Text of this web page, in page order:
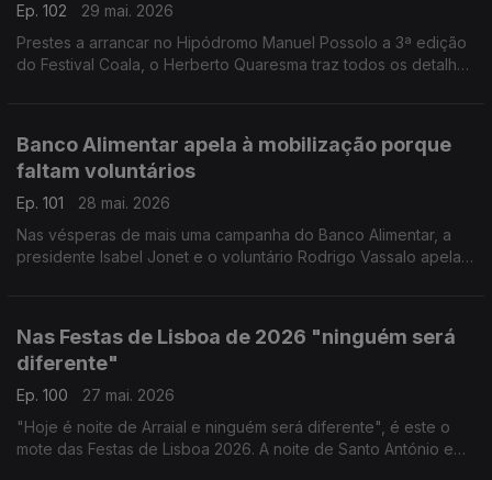
Ep. 102
29 mai. 2026
Prestes a arrancar no Hipódromo Manuel Possolo a 3ª edição
do Festival Coala, o Herberto Quaresma traz todos os detalhes
Banco Alimentar apela à mobilização porque
faltam voluntários
Ep. 101
28 mai. 2026
Nas vésperas de mais uma campanha do Banco Alimentar, a
presidente Isabel Jonet e o voluntário Rodrigo Vassalo apelam
Nas Festas de Lisboa de 2026 "ninguém será
diferente"
Ep. 100
27 mai. 2026
"Hoje é noite de Arraial e ninguém será diferente", é este o
mote das Festas de Lisboa 2026. A noite de Santo António e